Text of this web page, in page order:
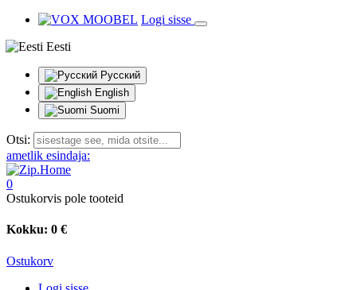
Logi sisse
Eesti
Русский
English
Suomi
Otsi:
ametlik esindaja:
0
Ostukorvis pole tooteid
Kokku: 0 €
Ostukorv